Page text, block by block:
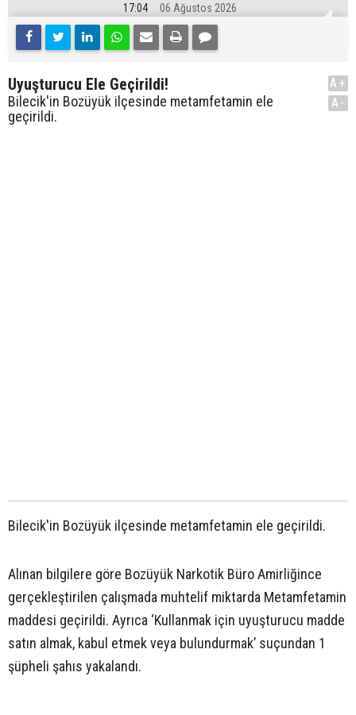
17:04 06 Ağustos 2026
Uyuşturucu Ele Geçirildi!
Bilecik'in Bozüyük ilçesinde metamfetamin ele
geçirildi.
A+
A-
Bilecik'in Bozüyük ilçesinde metamfetamin ele geçirildi.
Alınan bilgilere göre Bozüyük Narkotik Büro Amirliğince
gerçekleştirilen çalışmada muhtelif miktarda Metamfetamin
maddesi geçirildi. Ayrıca ‘Kullanmak için uyuşturucu madde
satın almak, kabul etmek veya bulundurmak’ suçundan 1
şüpheli şahıs yakalandı.